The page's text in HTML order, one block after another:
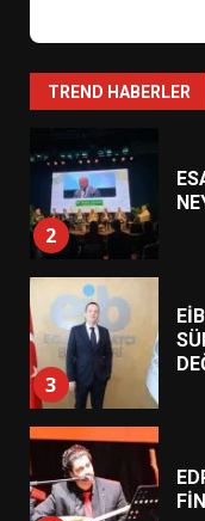
TREND HABERLER
1
2
3